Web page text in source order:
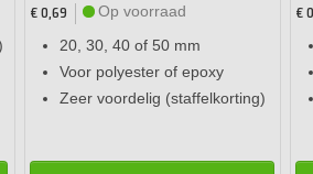
€ 0,69
Op voorraad
20, 30, 40 of 50 mm
Voor polyester of epoxy
Zeer voordelig (staffelkorting)
€